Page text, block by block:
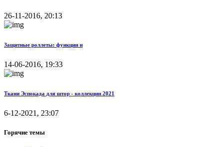
26-11-2016, 20:13
Защитные роллеты: функции и
14-06-2016, 19:33
Ткани Эспокада для штор - коллекции 2021
6-12-2021, 23:07
Горячие темы